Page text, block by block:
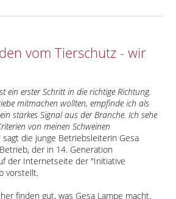
vom Tierschutz - wir
ein erster Schritt in die richtige Richtung.
mitmachen wollten, empfinde ich als
starkes Signal aus der Branche. Ich sehe
von meinen Schweinen
sagt die junge Betriebsleiterin Gesa
der in 14. Generation
der Internetseite der Initiative
vorstellt.
finden gut, was Gesa Lampe macht.